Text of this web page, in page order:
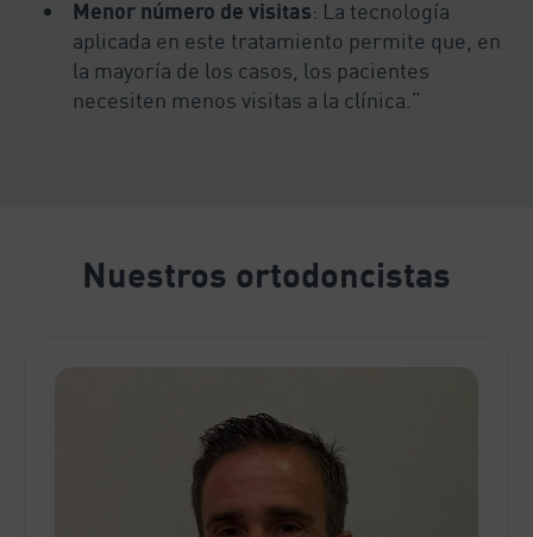
Menor número de visitas: La tecnología
aplicada en este tratamiento permite que, en
la mayoría de los casos, los pacientes
necesiten menos visitas a la clínica.”
Nuestros ortodoncistas